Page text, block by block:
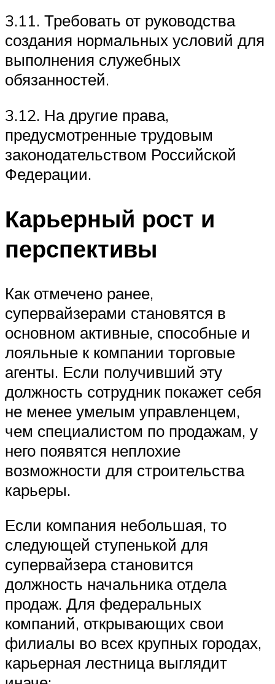
3.11. Требовать от руководства
создания нормальных условий для
выполнения служебных
обязанностей.
3.12. На другие права,
предусмотренные трудовым
законодательством Российской
Федерации.
Карьерный рост и
перспективы
Как отмечено ранее,
супервайзерами становятся в
основном активные, способные и
лояльные к компании торговые
агенты. Если получивший эту
должность сотрудник покажет себя
не менее умелым управленцем,
чем специалистом по продажам, у
него появятся неплохие
возможности для строительства
карьеры.
Если компания небольшая, то
следующей ступенькой для
супервайзера становится
должность начальника отдела
продаж. Для федеральных
компаний, открывающих свои
филиалы во всех крупных городах,
карьерная лестница выглядит